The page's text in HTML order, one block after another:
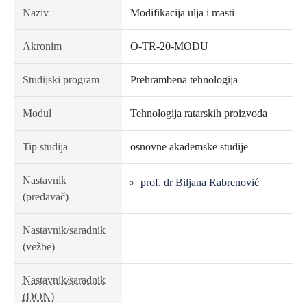
Naziv Modifikacija ulja i masti
Akronim O-TR-20-MODU
Studijski program Prehrambena tehnologija
Modul Tehnologija ratarskih proizvoda
Tip studija osnovne akademske studije
Nastavnik
(predavač)
prof. dr Biljana Rabrenović
Nastavnik/saradnik
(vežbe)
Nastavnik/saradnik
(DON)